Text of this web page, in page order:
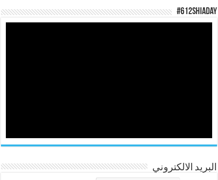
#612ShiaDay
البريد الالكتروني